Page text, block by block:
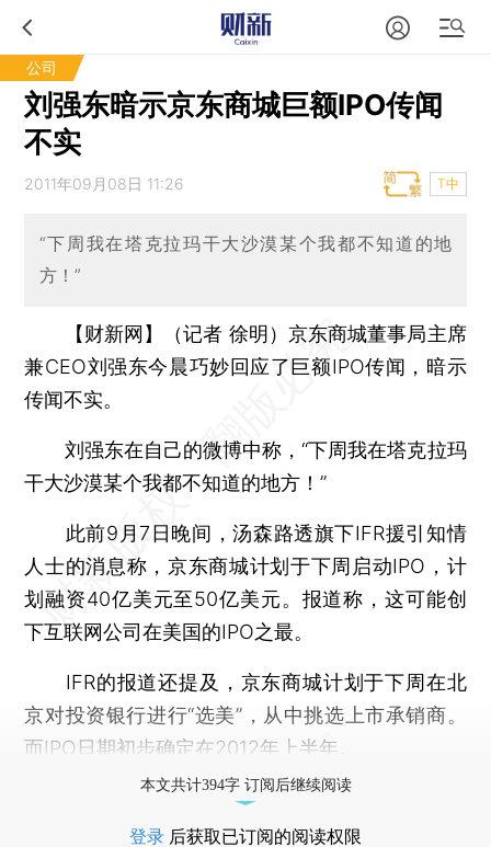
公司
刘强东暗示京东商城巨额IPO传闻
不实
2011年09月08日 11:26 T中
“下周我在塔克拉玛干大沙漠某个我都不知道的地
方！”
【财新网】（记者 徐明） 京东商城董事局主席
兼CEO刘强东今晨巧妙回应了巨额IPO传闻，暗示
传闻不实。
刘强东在自己的微博中称，“下周我在塔克拉玛
干大沙漠某个我都不知道的地方！”
此前9月7日晚间，汤森路透旗下IFR援引知情
人士的消息称，京东商城计划于下周启动IPO，计
划融资40亿美元至50亿美元。报道称，这可能创
下互联网公司在美国的IPO之最。
IFR的报道还提及，京东商城计划于下周在北
京对投资银行进行“选美”，从中挑选上市承销商。
而IPO日期初步确定在2012年上半年。
本文共计394字 订阅后继续阅读
登录 后获取已订阅的阅读权限